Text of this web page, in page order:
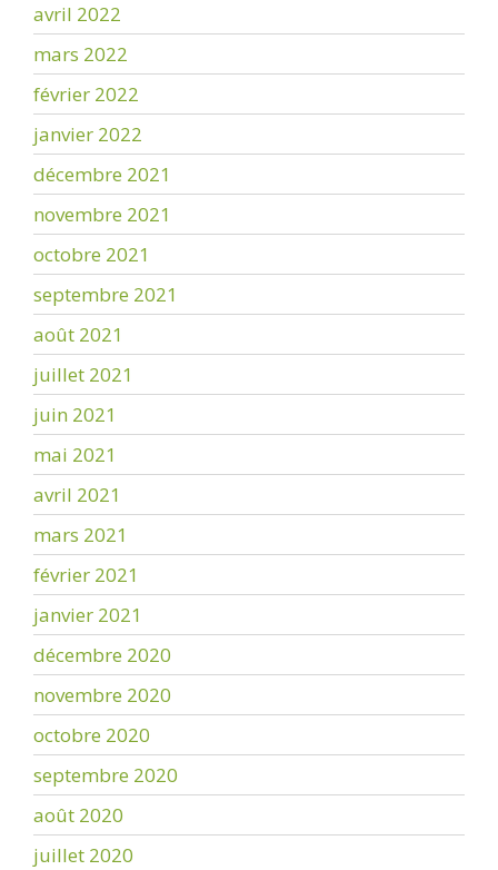
avril 2022
mars 2022
février 2022
janvier 2022
décembre 2021
novembre 2021
octobre 2021
septembre 2021
août 2021
juillet 2021
juin 2021
mai 2021
avril 2021
mars 2021
février 2021
janvier 2021
décembre 2020
novembre 2020
octobre 2020
septembre 2020
août 2020
juillet 2020